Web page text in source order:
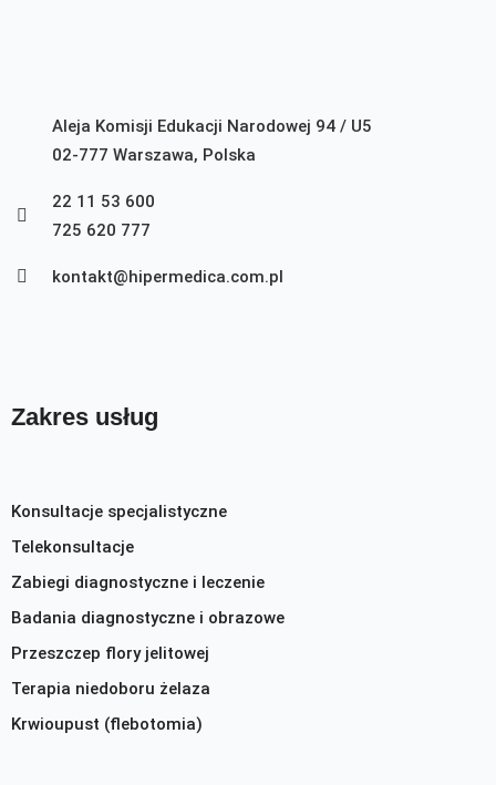
Aleja Komisji Edukacji Narodowej 94 / U5
02-777 Warszawa, Polska
22 11 53 600
725 620 777
kontakt@hipermedica.com.pl
Zakres usług
Konsultacje specjalistyczne
Telekonsultacje
Zabiegi diagnostyczne i leczenie
Badania diagnostyczne i obrazowe
Przeszczep flory jelitowej
Terapia niedoboru żelaza
Krwioupust (flebotomia)